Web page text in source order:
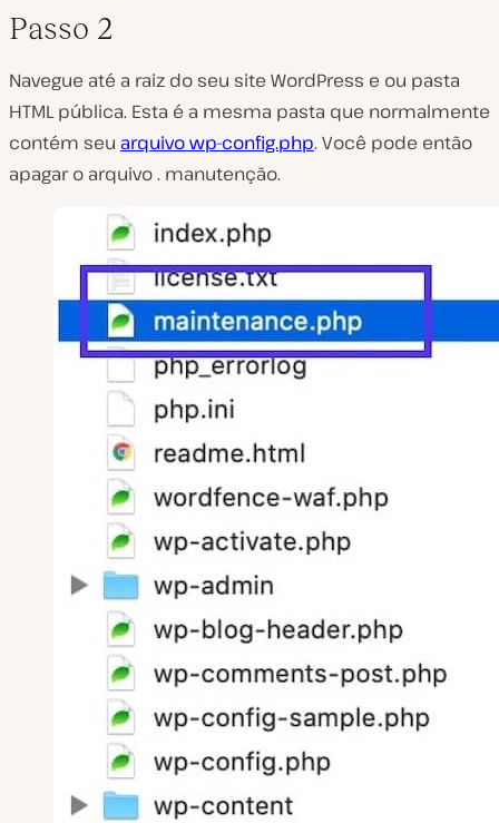
Passo 2
Navegue até a raiz do seu site WordPress e ou pasta
HTML pública. Esta é a mesma pasta que normalmente
contém seu arquivo wp-config.php. Você pode então
apagar o arquivo . manutenção.